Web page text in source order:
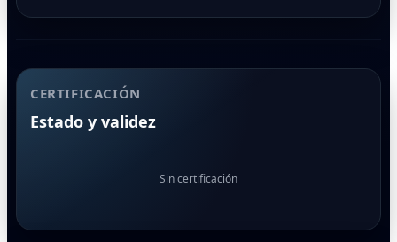
CERTIFICACIÓN
Estado y validez
Sin certificación